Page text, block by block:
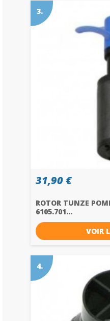
3.
31,90 €
ROTOR TUNZE
6105.701...
VOIR
4.